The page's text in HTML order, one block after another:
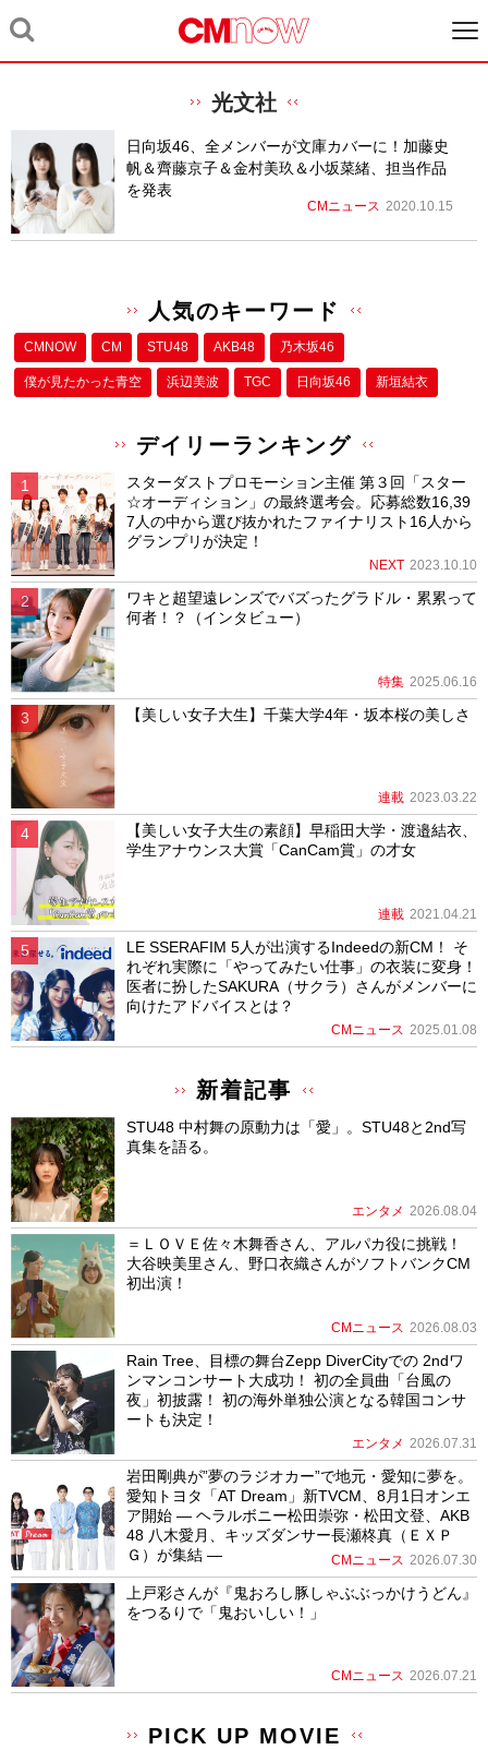
光文社
日向坂46、全メンバーが文庫カバーに！加藤史
帆＆齊藤京子＆金村美玖＆小坂菜緒、担当作品
を発表
CMニュース 2020.10.15
人気のキーワード
CMNOW CM STU48 AKB48 乃木坂46
僕が⾒たかった⻘空 浜辺美波 TGC 日向坂46 新垣結衣
デイリーランキング
スターダストプロモーション主催 第３回「スター
☆オーディション」の最終選考会。応募総数16,39
7人の中から選び抜かれたファイナリスト16人から
グランプリが決定！
NEXT 2023.10.10
ワキと超望遠レンズでバズったグラドル・累累って
何者！？（インタビュー）
特集 2025.06.16
【美しい女子大生】千葉大学4年・坂本桜の美しさ
連載 2023.03.22
【美しい女子大生の素顔】早稲田大学・渡邉結衣、
学生アナウンス大賞「CanCam賞」の才女
連載 2021.04.21
LE SSERAFIM 5人が出演するIndeedの新CM！ そ
れぞれ実際に「やってみたい仕事」の衣装に変身！
医者に扮したSAKURA（サクラ）さんがメンバーに
向けたアドバイスとは？
CMニュース 2025.01.08
新着記事
STU48 中村舞の原動力は「愛」。STU48と2nd写
真集を語る。
エンタメ 2026.08.04
＝ＬＯＶＥ佐々木舞香さん、アルパカ役に挑戦！
大谷映美里さん、野口衣織さんがソフトバンクCM
初出演！
CMニュース 2026.08.03
Rain Tree、目標の舞台Zepp DiverCityでの 2ndワ
ンマンコンサート大成功！ 初の全員曲「台風の
夜」初披露！ 初の海外単独公演となる韓国コンサ
ートも決定！
エンタメ 2026.07.31
岩田剛典が”夢のラジオカー”で地元・愛知に夢を。
愛知トヨタ「AT Dream」新TVCM、8月1日オンエ
ア開始 ― ヘラルボニー松田崇弥・松田文登、AKB
48 八木愛月、キッズダンサー長瀬柊真（ＥＸＰ
Ｇ）が集結 ―
CMニュース 2026.07.30
上戸彩さんが『鬼おろし豚しゃぶぶっかけうどん』
をつるりで「鬼おいしい！」
CMニュース 2026.07.21
PICK UP MOVIE